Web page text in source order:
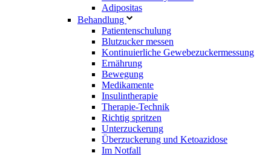
Adipositas
Behandlung
Patientenschulung
Blutzucker messen
Kontinuierliche Gewebezuckermessung
Ernährung
Bewegung
Medikamente
Insulintherapie
Therapie-Technik
Richtig spritzen
Unterzuckerung
Überzuckerung und Ketoazidose
Im Notfall